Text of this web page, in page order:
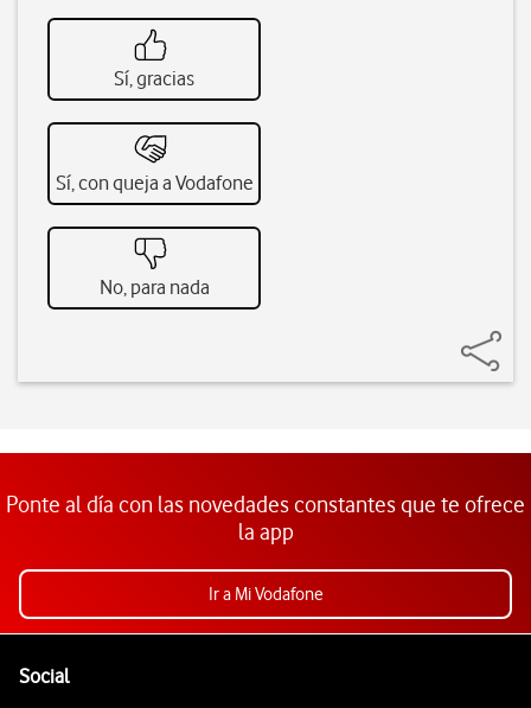
Sí, gracias
Sí, con queja a Vodafone
No, para nada
Ponte al día con las novedades constantes que te ofrece
la app
Ir a Mi Vodafone
SocialEnlaces a las redes sociales de Vodafone